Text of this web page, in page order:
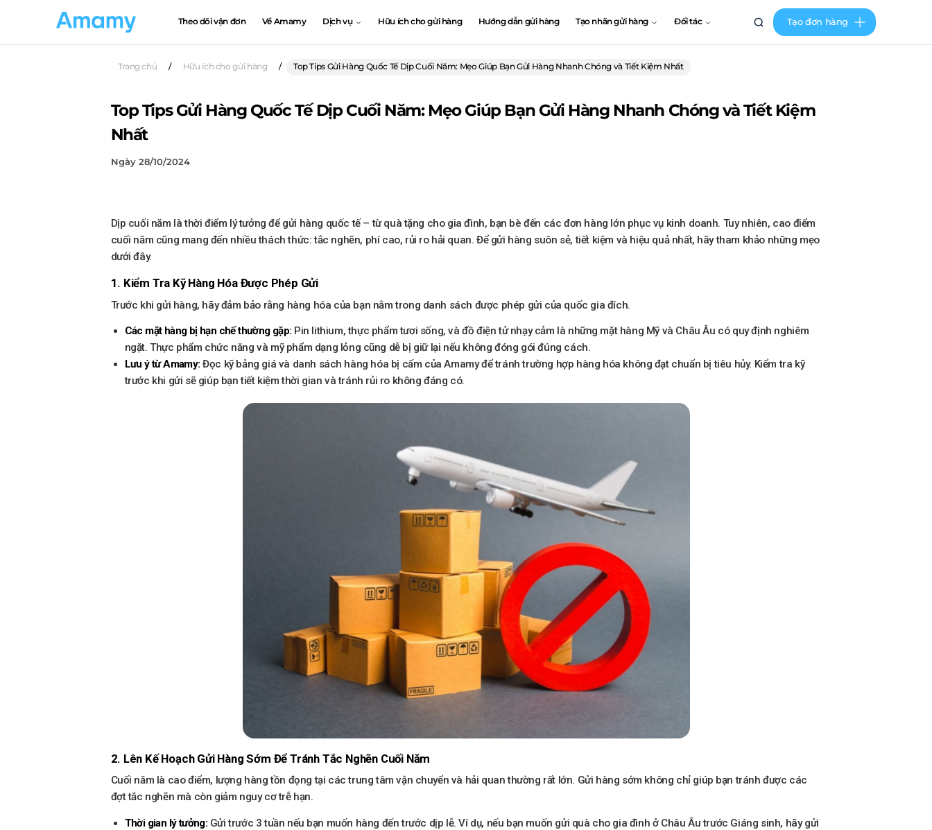
Theo dõi vận đơn Về Amamy Dịch vụ Hữu ích cho gửi hàng Hướng dẫn gửi hàng Tạo nhãn gửi hàng Đối tác Tạo đơn hàng
Trang chủ / Hữu ích cho gửi hàng / Top Tips Gửi Hàng Quốc Tế Dịp Cuối Năm: Mẹo Giúp Bạn Gửi Hàng Nhanh Chóng và Tiết Kiệm Nhất
Top Tips Gửi Hàng Quốc Tế Dịp Cuối Năm: Mẹo Giúp Bạn Gửi Hàng Nhanh Chóng và Tiết Kiệm
Nhất
Ngày 28/10/2024
Dịp cuối năm là thời điểm lý tưởng để gửi hàng quốc tế – từ quà tặng cho gia đình, bạn bè đến các đơn hàng lớn phục vụ kinh doanh. Tuy nhiên, cao điểm
cuối năm cũng mang đến nhiều thách thức: tắc nghẽn, phí cao, rủi ro hải quan. Để gửi hàng suôn sẻ, tiết kiệm và hiệu quả nhất, hãy tham khảo những mẹo
dưới đây.
1. Kiểm Tra Kỹ Hàng Hóa Được Phép Gửi
Trước khi gửi hàng, hãy đảm bảo rằng hàng hóa của bạn nằm trong danh sách được phép gửi của quốc gia đích.
Các mặt hàng bị hạn chế thường gặp: Pin lithium, thực phẩm tươi sống, và đồ điện tử nhạy cảm là những mặt hàng Mỹ và Châu Âu có quy định nghiêm
ngặt. Thực phẩm chức năng và mỹ phẩm dạng lỏng cũng dễ bị giữ lại nếu không đóng gói đúng cách.
Lưu ý từ Amamy: Đọc kỹ bảng giá và danh sách hàng hóa bị cấm của Amamy để tránh trường hợp hàng hóa không đạt chuẩn bị tiêu hủy. Kiểm tra kỹ
trước khi gửi sẽ giúp bạn tiết kiệm thời gian và tránh rủi ro không đáng có.
2. Lên Kế Hoạch Gửi Hàng Sớm Để Tránh Tắc Nghẽn Cuối Năm
Cuối năm là cao điểm, lượng hàng tồn đọng tại các trung tâm vận chuyển và hải quan thường rất lớn. Gửi hàng sớm không chỉ giúp bạn tránh được các
đợt tắc nghẽn mà còn giảm nguy cơ trễ hạn.
Thời gian lý tưởng: Gửi trước 3 tuần nếu bạn muốn hàng đến trước dịp lễ. Ví dụ, nếu bạn muốn gửi quà cho gia đình ở Châu Âu trước Giáng sinh, hãy gửi